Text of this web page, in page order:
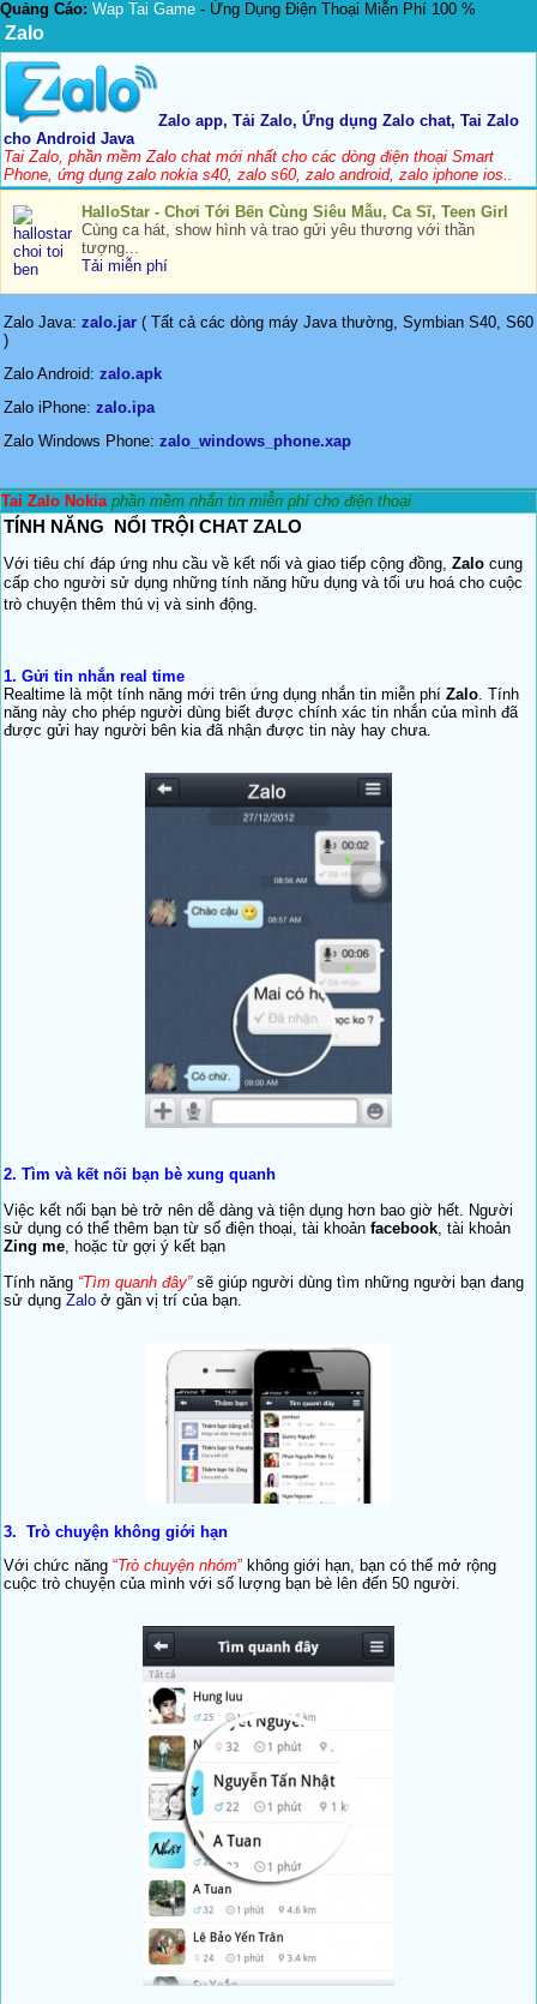
Quảng Cáo: Wap Tai Game - Ứng Dụng Điện Thoại Miễn Phí 100 %
Zalo
Zalo app, Tải Zalo, Ứng dụng Zalo chat, Tai Zalo
cho Android Java
Tai Zalo, phần mềm Zalo chat mới nhất cho các dòng điện thoại Smart
Phone, ứng dụng zalo nokia s40, zalo s60, zalo android, zalo iphone ios..
HalloStar - Chơi Tới Bến Cùng Siêu Mẫu, Ca Sĩ, Teen Girl
Cùng ca hát, show hình và trao gửi yêu thương với thần
tượng...
Tải miễn phí
Zalo Java: zalo.jar ( Tất cả các dòng máy Java thường, Symbian S40, S60
)
Zalo Android: zalo.apk
Zalo iPhone: zalo.ipa
Zalo Windows Phone: zalo_windows_phone.xap
Tai Zalo Nokiaphần mềm nhắn tin miễn phí cho điện thoại
TÍNH NĂNG NỔI TRỘI CHAT ZALO
Với tiêu chí đáp ứng nhu cầu về kết nối và giao tiếp cộng đồng, Zalo cung
cấp cho người sử dụng những tính năng hữu dụng và tối ưu hoá cho cuộc
trò chuyện thêm thú vị và sinh động.
1. Gửi tin nhắn real time
Realtime là một tính năng mới trên ứng dụng nhắn tin miễn phí Zalo. Tính
năng này cho phép người dùng biết được chính xác tin nhắn của mình đã
được gửi hay người bên kia đã nhận được tin này hay chưa.
2. Tìm và kết nối bạn bè xung quanh
Việc kết nối bạn bè trở nên dễ dàng và tiện dụng hơn bao giờ hết. Người
sử dụng có thể thêm bạn từ số điện thoại, tài khoản facebook, tài khoản
Zing me, hoặc từ gợi ý kết bạn
Tính năng “Tìm quanh đây” sẽ giúp người dùng tìm những người bạn đang
sử dụng Zalo ở gần vị trí của bạn.
3. Trò chuyện không giới hạn
Với chức năng “Trò chuyện nhóm” không giới hạn, bạn có thể mở rộng
cuộc trò chuyện của mình với số lượng bạn bè lên đến 50 người.